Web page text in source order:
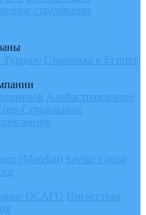
страхование
Турцию Страховка в Египет
Альфастрахование
Страхование
(Mondial) Savitar Group
ОСАГО Ингосстрах